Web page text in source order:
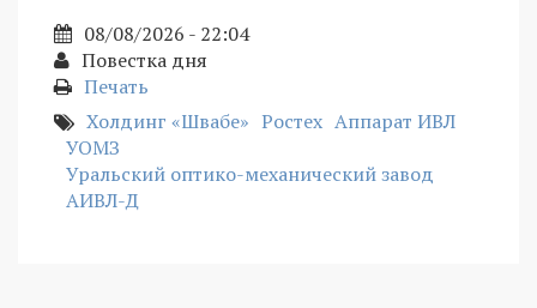
08/08/2026 - 22:04
Повестка дня
Печать
Холдинг «Швабе» Ростех Аппарат ИВЛ
УОМЗ
Уральский оптико-механический завод
АИВЛ-Д